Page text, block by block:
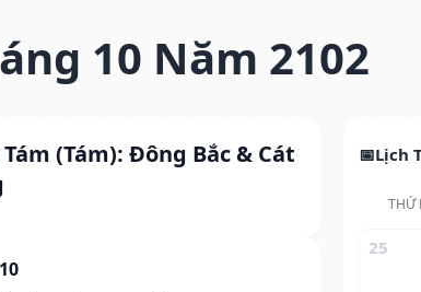
10 Năm 2102
(Tám): Đông Bắc & Cát
Lịch
THỨ
25